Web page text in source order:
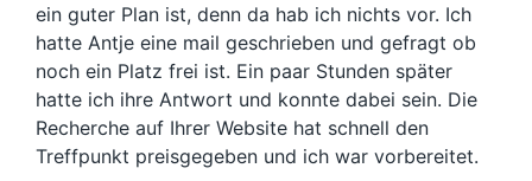
ein guter Plan ist, denn da hab ich nichts vor. Ich
hatte Antje eine mail geschrieben und gefragt ob
noch ein Platz frei ist. Ein paar Stunden später
hatte ich ihre Antwort und konnte dabei sein. Die
Recherche auf Ihrer Website hat schnell den
Treffpunkt preisgegeben und ich war vorbereitet.